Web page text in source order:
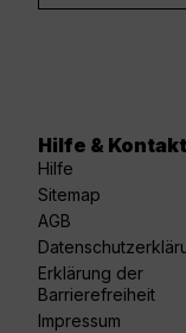
Hilfe & Kontakt
Hilfe
Sitemap
AGB
Erklärung der
Barrierefreiheit
Impressum